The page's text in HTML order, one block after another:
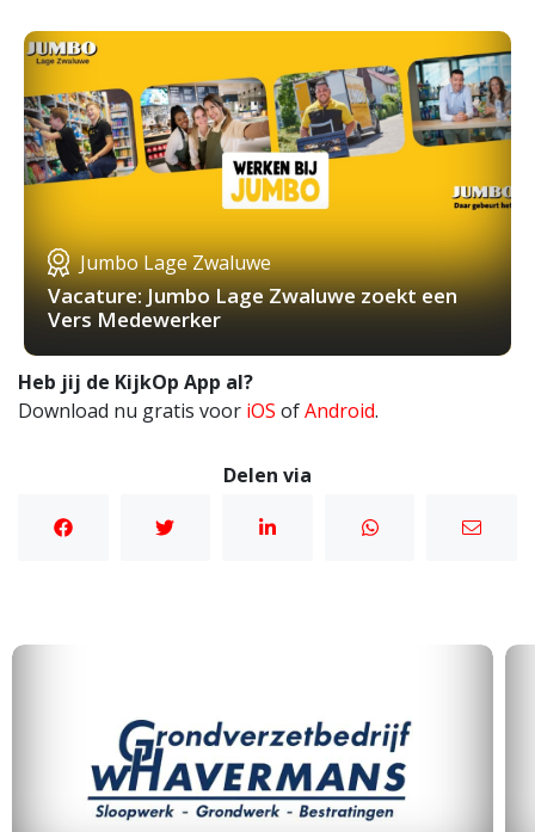
Jumbo Lage Zwaluwe
Vacature: Jumbo Lage Zwaluwe zoekt een
Vers Medewerker
Heb jij de KijkOp App al?
Download nu gratis voor iOS ofAndroid.
Delen via